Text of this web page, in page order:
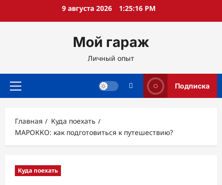
9 августа 2026 1:25:17 PM
Мой гараж
Личный опыт
Основное
Подписка
Главная
Куда поехать
МАРОККО: как подготовиться к путешествию?
Куда поехать